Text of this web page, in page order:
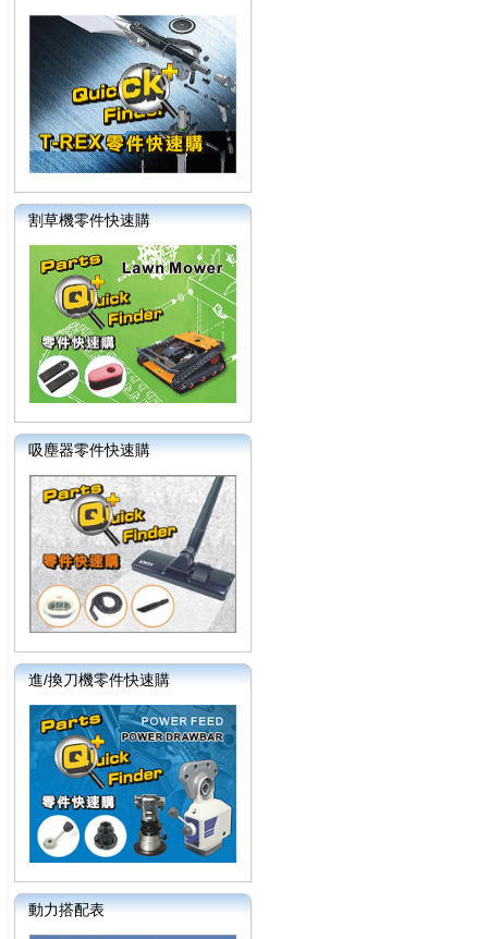
割草機零件快速購
吸塵器零件快速購
進/換刀機零件快速購
動力搭配表